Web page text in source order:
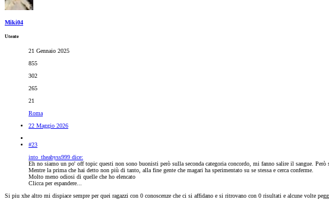
Miki04
Utente
21 Gennaio 2025
855
302
265
21
Roma
22 Maggio 2026
#23
into_theabyss999 dice:
Eh no siamo un po' off topic questi non sono buonisti però sulla seconda categoria concordo, mi fanno salire il sangue.
Mentre la prima che hai detto non più di tanto, alla fine gente che magari ha sperimentato su se stessa e cerca conferme.
Molto meno odiosi di quelle che ho elencato
Clicca per espandere...
Si piu xhe altro mi dispiace sempre per quei ragazzi con 0 conoscenze che ci si affidano e si ritrovano con 0 risultati e alcune volte